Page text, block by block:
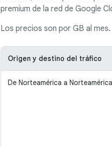
premium de la red de Google
Los precios son por GB al mes.
Origen y destino del tráfico
De Norteamérica a Norteamérica